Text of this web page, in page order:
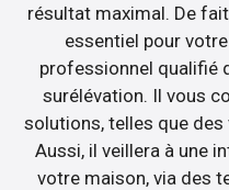
résultat maximal. De
essentiel pour
professionnel qualifié
surélévation. Il vous
solutions, telles que
Aussi, il veillera à une
votre maison, via des